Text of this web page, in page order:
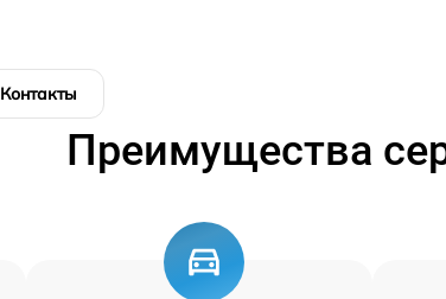
Контакты
Преимущества